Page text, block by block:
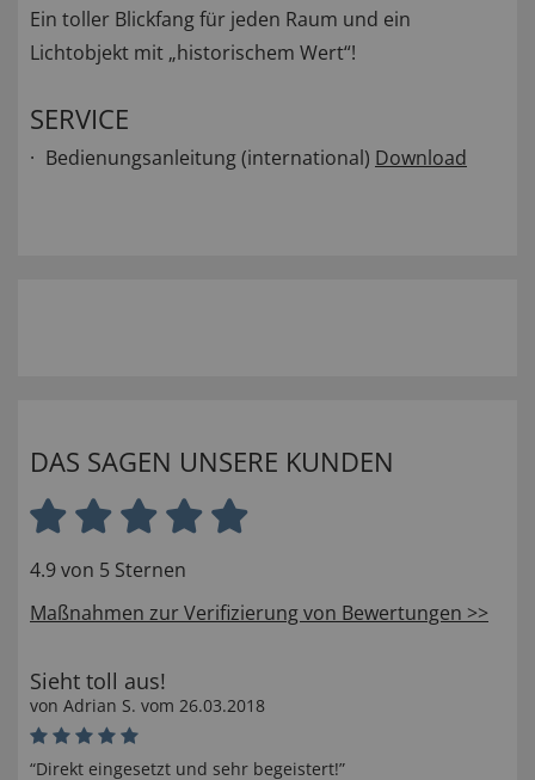
Ein toller Blickfang für jeden Raum und ein
Lichtobjekt mit „historischem Wert“!
SERVICE
Bedienungsanleitung (international) Download
DAS SAGEN UNSERE KUNDEN
4.9 von 5 Sternen
Maßnahmen zur Verifizierung von Bewertungen >>
Sieht toll aus!
von Adrian S. vom 26.03.2018
“Direkt eingesetzt und sehr begeistert!”